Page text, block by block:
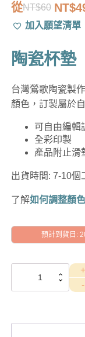
從NT$60
原
始
價
格：
NT$
目
前
價
格：
加入願望清單
陶瓷杯墊
台灣鶯歌陶瓷製
顏色，訂製屬於
可自由編輯
全彩印製
產品附止滑
出貨時間: 7-10個
了解如何調整顏
預計到貨日:
GAD1010155